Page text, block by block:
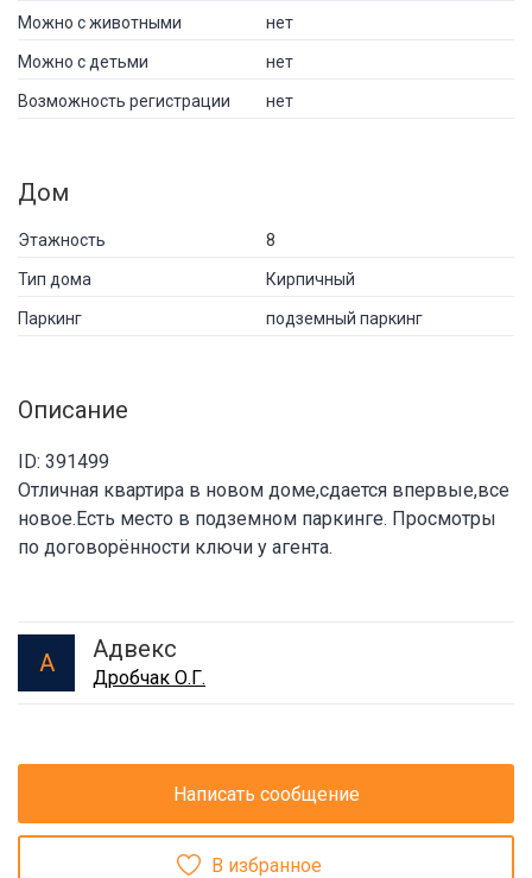
Можно с животными нет
Можно с детьми нет
Возможность регистрации нет
Дом
Этажность 8
Тип дома Кирпичный
Паркинг подземный паркинг
Описание
ID: 391499
Отличная квартира в новом доме,сдается впервые,все
новое.Есть место в подземном паркинге. Просмотры
по договорённости ключи у агента.
А Адвекс
Дробчак О.Г.
Написать сообщение
В избранное